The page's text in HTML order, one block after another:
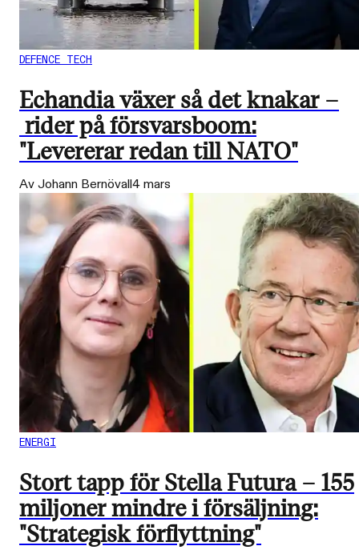
DEFENCE TECH
Echandia växer så det knakar –
rider på försvarsboom:
"Levererar redan till NATO"
Av Johann Bernövall4 mars
ENERGI
Stort tapp för Stella Futura – 155
miljoner mindre i försäljning:
"Strategisk förflyttning"